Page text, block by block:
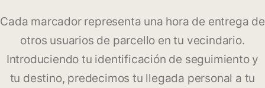
Cada marcador representa una hora de entrega de
otros usuarios de parcello en tu vecindario.
Introduciendo tu identificación de seguimiento y
tu destino, predecimos tu llegada personal a tu